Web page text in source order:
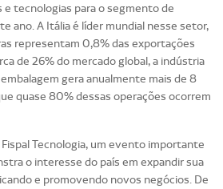
tecnologias para o segmento de
ano. A Itália é líder mundial nesse setor,
representam 0,8% das exportações
de 26% do mercado global, a indústria
gera anualmente mais de 8
quase 80% dessas operações ocorrem
Tecnologia, um evento importante
o interesse do país em expandir sua
e promovendo novos negócios. De